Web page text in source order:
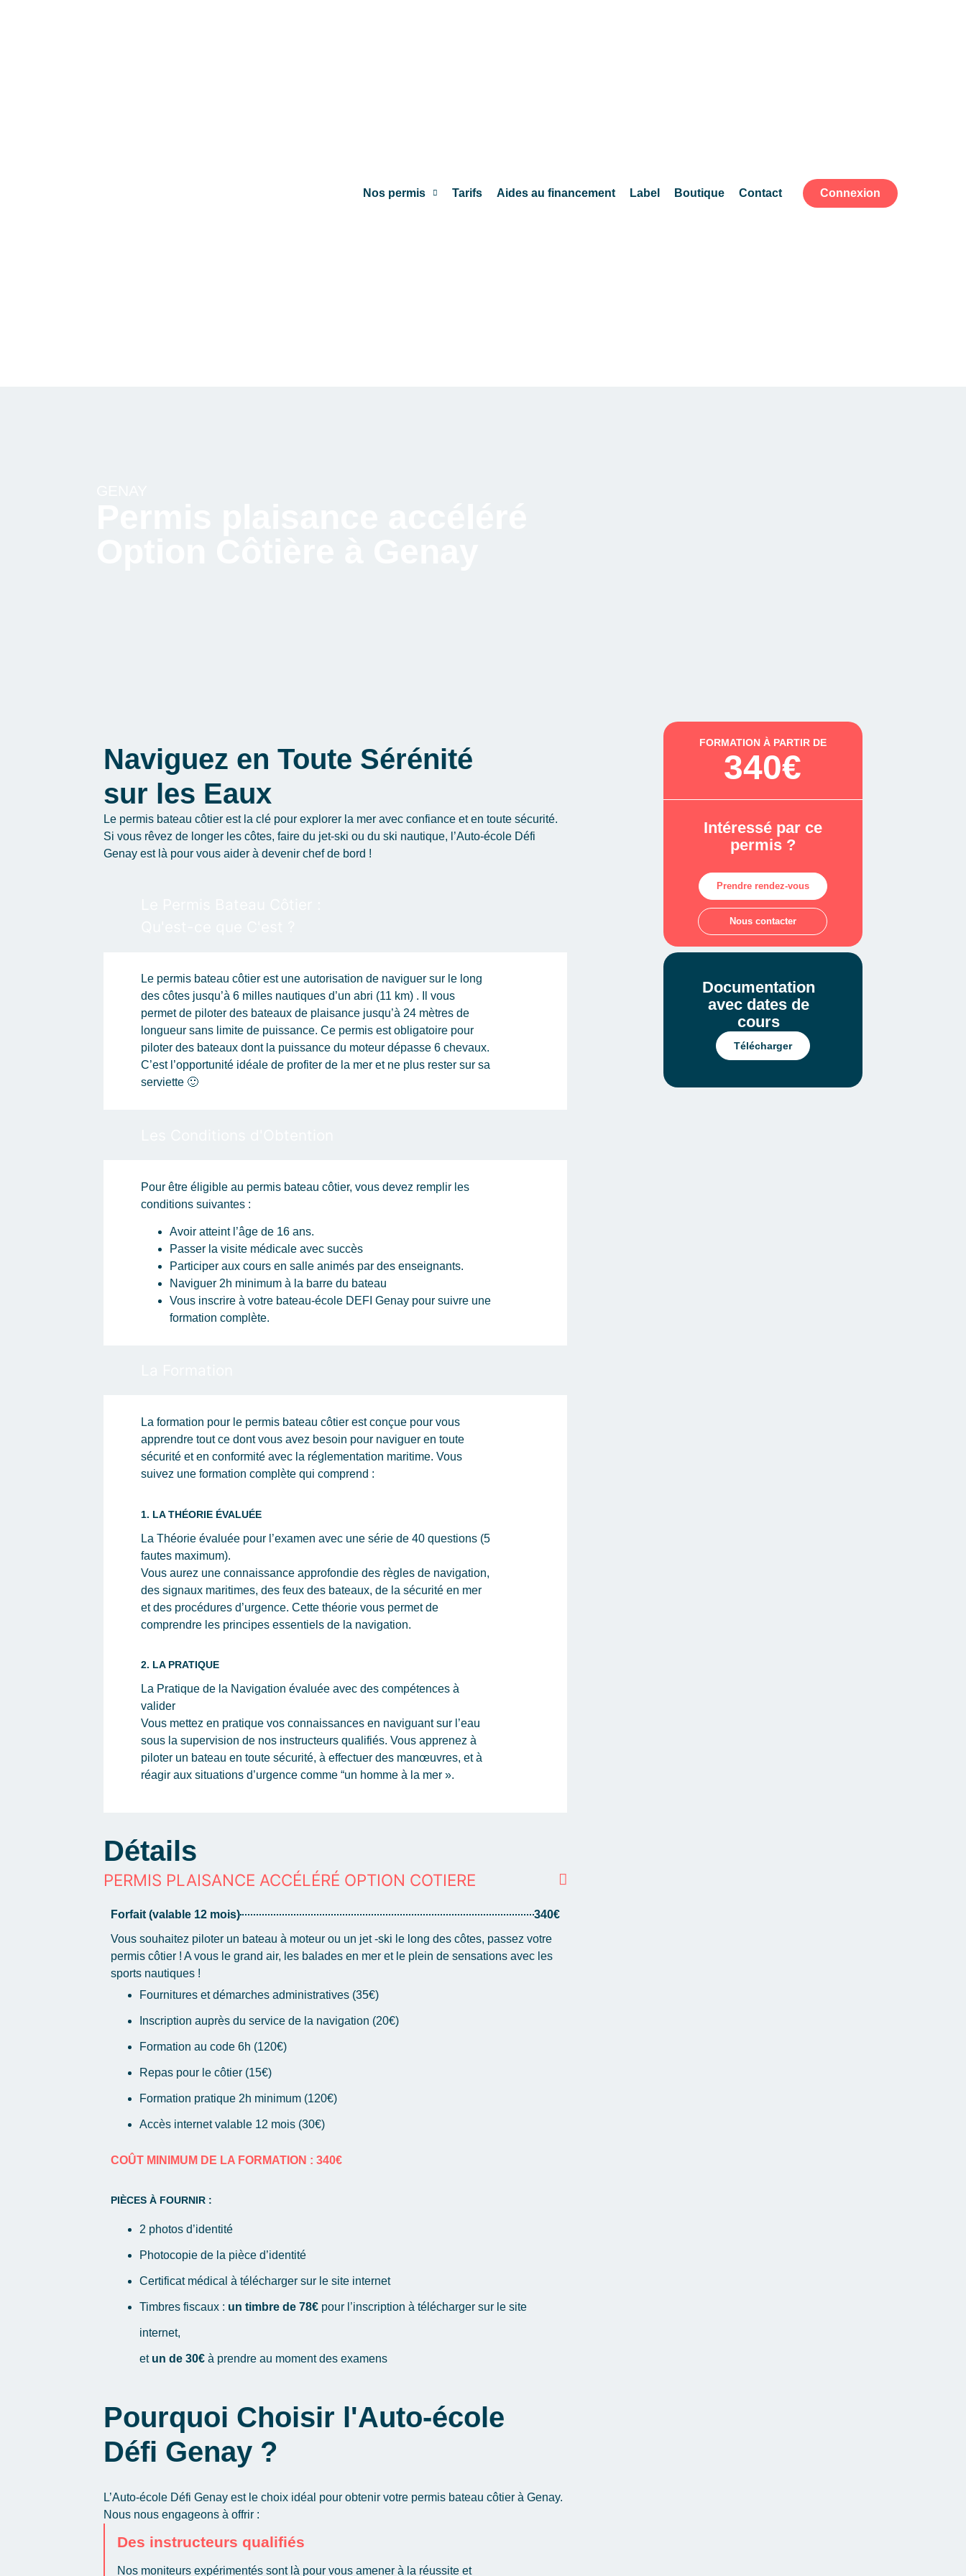
Nos permis Tarifs Aides au financement Label Boutique Contact Connexion
Naviguez en Toute Sérénité
sur les Eaux
Le permis bateau côtier est la clé pour explorer la mer avec confiance et en toute sécurité.
Si vous rêvez de longer les côtes, faire du jet-ski ou du ski nautique, l’Auto-école Défi
Genay est là pour vous aider à devenir chef de bord !
Le permis bateau côtier est une autorisation de naviguer sur le long
des côtes jusqu’à 6 milles nautiques d’un abri (11 km) . Il vous
permet de piloter des bateaux de plaisance jusqu’à 24 mètres de
longueur sans limite de puissance. Ce permis est obligatoire pour
piloter des bateaux dont la puissance du moteur dépasse 6 chevaux.
C’est l’opportunité idéale de profiter de la mer et ne plus rester sur sa
serviette 🙂
Pour être éligible au permis bateau côtier, vous devez remplir les
conditions suivantes :
Avoir atteint l’âge de 16 ans.
Passer la visite médicale avec succès
Participer aux cours en salle animés par des enseignants.
Naviguer 2h minimum à la barre du bateau
Vous inscrire à votre bateau-école DEFI Genay pour suivre une
formation complète.
La formation pour le permis bateau côtier est conçue pour vous
apprendre tout ce dont vous avez besoin pour naviguer en toute
sécurité et en conformité avec la réglementation maritime. Vous
suivez une formation complète qui comprend :
1. LA THÉORIE ÉVALUÉE
La Théorie évaluée pour l’examen avec une série de 40 questions (5
fautes maximum).
Vous aurez une connaissance approfondie des règles de navigation,
des signaux maritimes, des feux des bateaux, de la sécurité en mer
et des procédures d’urgence. Cette théorie vous permet de
comprendre les principes essentiels de la navigation.
2. LA PRATIQUE
La Pratique de la Navigation évaluée avec des compétences à
valider
Vous mettez en pratique vos connaissances en naviguant sur l’eau
sous la supervision de nos instructeurs qualifiés. Vous apprenez à
piloter un bateau en toute sécurité, à effectuer des manœuvres, et à
réagir aux situations d’urgence comme “un homme à la mer ».
Détails
PERMIS PLAISANCE ACCÉLÉRÉ OPTION COTIERE
Forfait (valable 12 mois)
340€
Vous souhaitez piloter un bateau à moteur ou un jet -ski le long des côtes, passez votre
permis côtier ! A vous le grand air, les balades en mer et le plein de sensations avec les
sports nautiques !
Fournitures et démarches administratives (35€)
Inscription auprès du service de la navigation (20€)
Formation au code 6h (120€)
Repas pour le côtier (15€)
Formation pratique 2h minimum (120€)
Accès internet valable 12 mois (30€)
COÛT MINIMUM DE LA FORMATION : 340€
PIÈCES À FOURNIR :
2 photos d’identité
Photocopie de la pièce d’identité
Certificat médical à télécharger sur le site internet
Timbres fiscaux : un timbre de 78€ pour l’inscription à télécharger sur le site
internet,
et un de 30€ à prendre au moment des examens
Pourquoi Choisir l'Auto-école
Défi Genay ?
L’Auto-école Défi Genay est le choix idéal pour obtenir votre permis bateau côtier à Genay.
Nous nous engageons à offrir :
Des instructeurs qualifiés
Nos moniteurs expérimentés sont là pour vous amener à la réussite et
FORMATION À PARTIR DE
340€
Intéressé par ce
permis ?
Prendre rendez-vous
Nous contacter
Documentation
avec dates de
cours
Télécharger